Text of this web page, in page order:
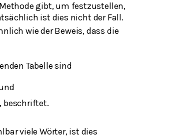
gibt, um festzustellen,
ist dies nicht der Fall.
wie der Beweis, dass die
Tabelle sind
beschriftet.
viele Wörter, ist dies